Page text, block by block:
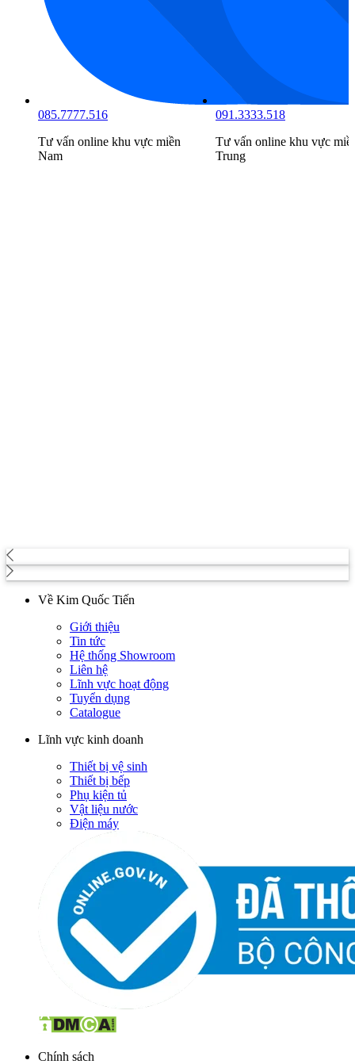
085.7777.516
Tư vấn online khu vực miền
Nam
091.3333.518
Tư vấn online khu vực
Trung
Về Kim Quốc Tiến
Giới thiệu
Tin tức
Hệ thống Showroom
Liên hệ
Lĩnh vực hoạt động
Tuyển dụng
Catalogue
Lĩnh vực kinh doanh
Thiết bị vệ sinh
Thiết bị bếp
Phụ kiện tủ
Vật liệu nước
Điện máy
Chính sách